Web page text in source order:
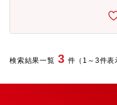
掲げ、IT投資リスク管理の
ク評価・立て直し支援を担
を募集しています。社内外
与できる、戦略的でやりが
成】本社部門 IT企画部 全
クトマネジメントの経験や
模なプロジェクトマネジメ
得し、海外へも展開を図っ
が追い付かない状況です。
することで当社の効率化に
検索結果一覧 3 件（1～3件表